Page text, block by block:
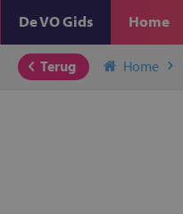
De VO Gids Home
Terug Home